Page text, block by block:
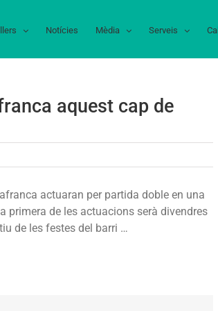
Notícies Mèdia Serveis
aquest cap de
actuaran per partida doble en una
de les actuacions serà divendres
de les festes del barri …